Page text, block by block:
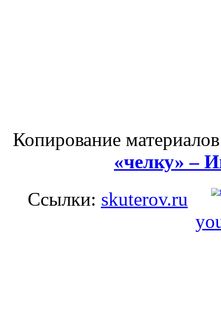
Копирование
«челку» –
Ссылки: skuterov.ru